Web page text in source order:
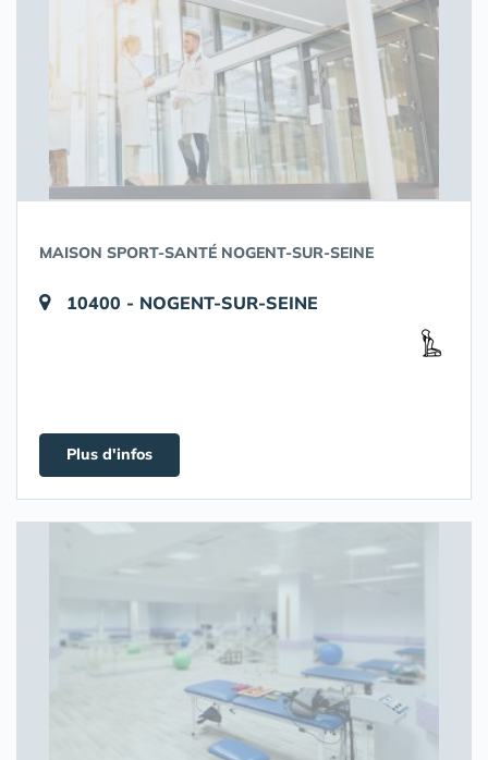
MAISON SPORT-SANTÉ NOGENT-SUR-SEINE
10400 - NOGENT-SUR-SEINE
Plus d'infos